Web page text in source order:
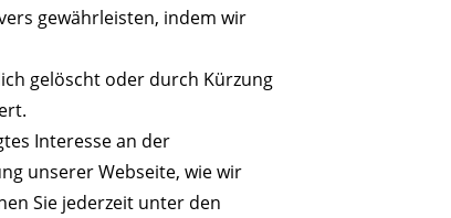
gewährleisten, indem wir
gelöscht oder durch Kürzung
Interesse an der
unserer Webseite, wie wir
Sie jederzeit unter den